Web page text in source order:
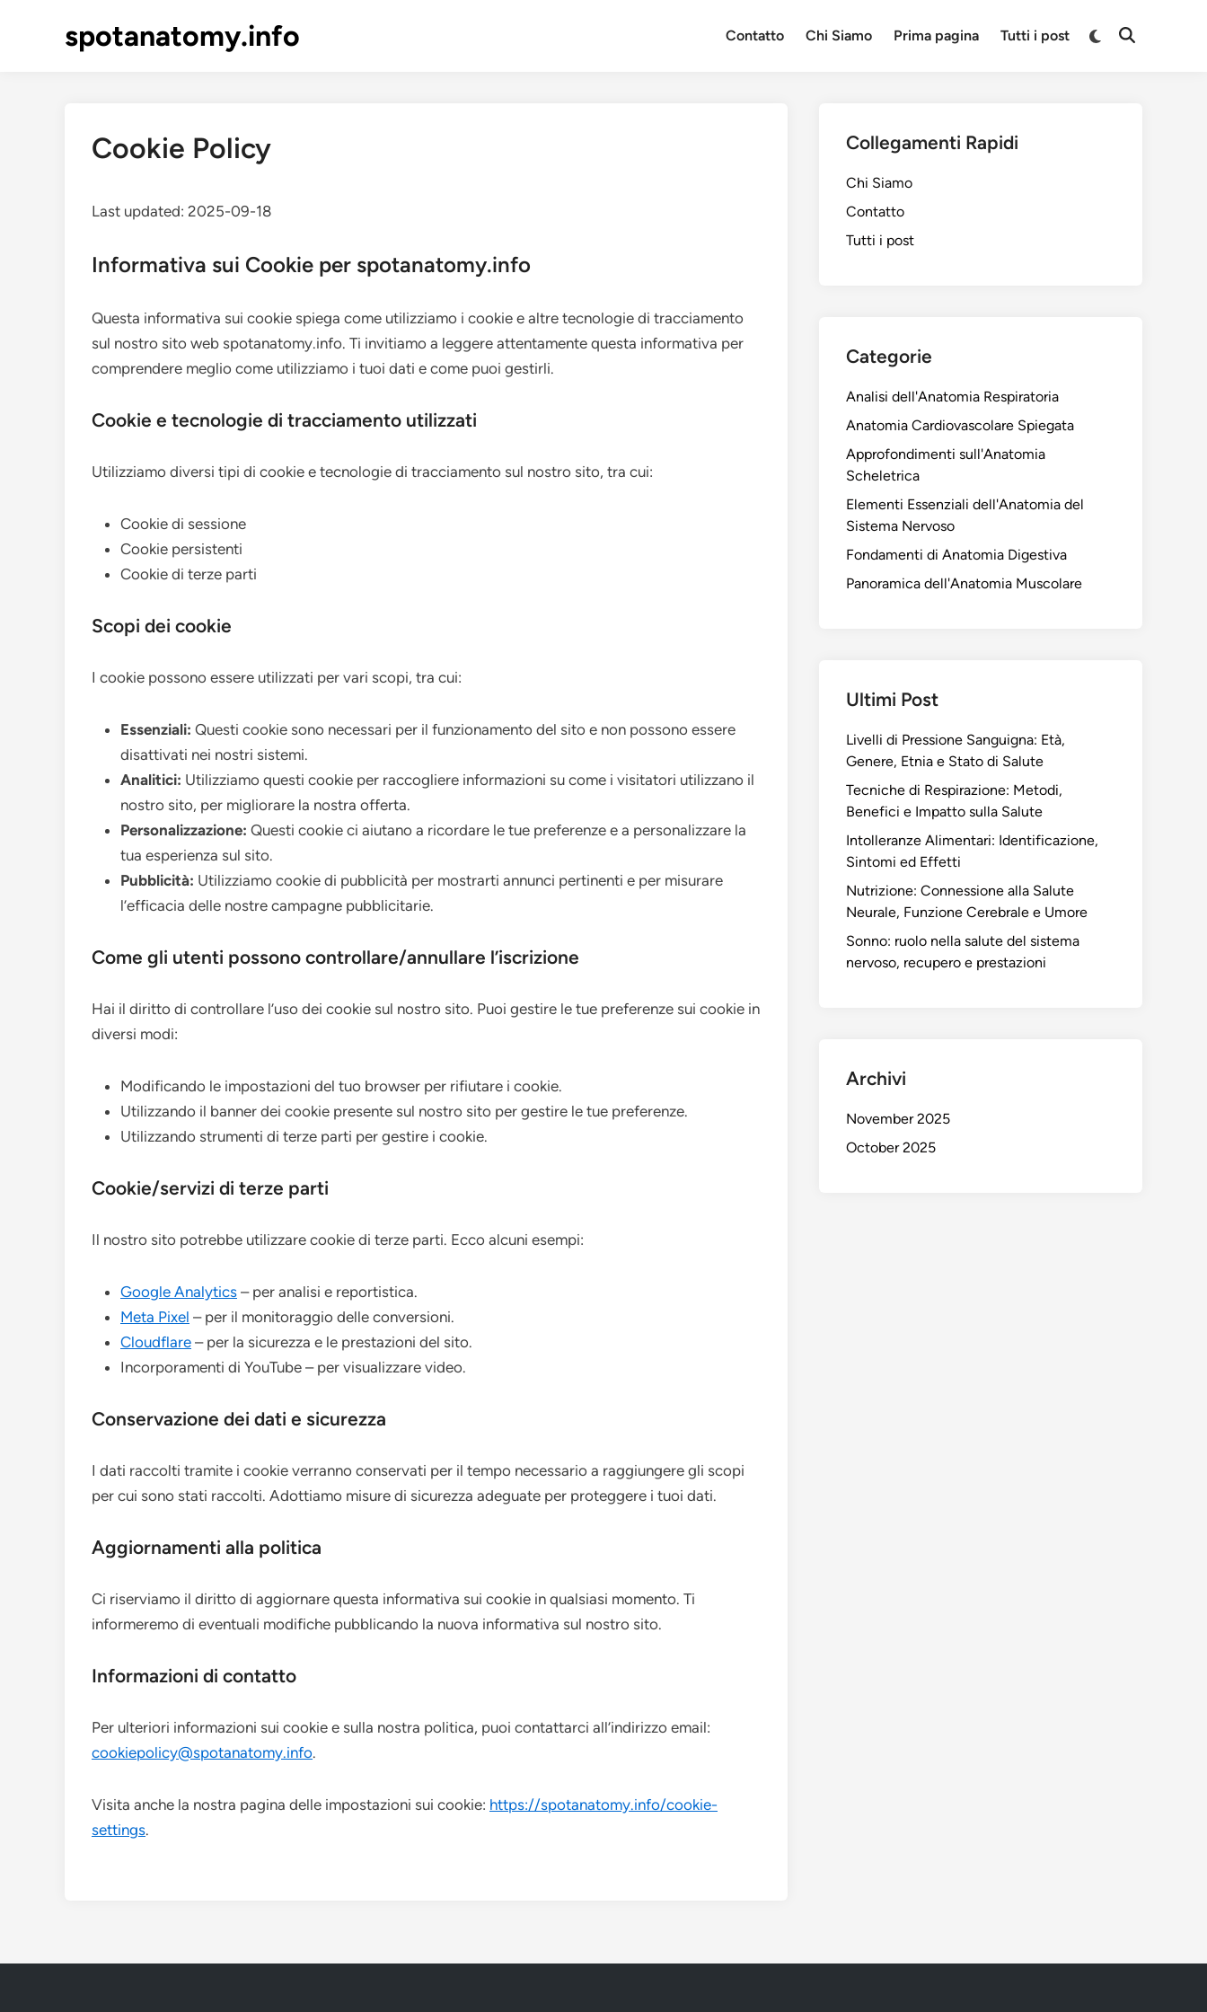
spotanatomy.info Contatto Chi Siamo Prima pagina Tutti i post
Switch
Open
Cookie Policy
Last updated: 2025-09-18
Informativa sui Cookie per spotanatomy.info
Questa informativa sui cookie spiega come utilizziamo i cookie e altre tecnologie di tracciamento
sul nostro sito web spotanatomy.info. Ti invitiamo a leggere attentamente questa informativa per
comprendere meglio come utilizziamo i tuoi dati e come puoi gestirli.
Cookie e tecnologie di tracciamento utilizzati
Utilizziamo diversi tipi di cookie e tecnologie di tracciamento sul nostro sito, tra cui:
Cookie di sessione
Cookie persistenti
Cookie di terze parti
Scopi dei cookie
I cookie possono essere utilizzati per vari scopi, tra cui:
Essenziali: Questi cookie sono necessari per il funzionamento del sito e non possono essere
disattivati nei nostri sistemi.
Analitici: Utilizziamo questi cookie per raccogliere informazioni su come i visitatori utilizzano il
nostro sito, per migliorare la nostra offerta.
Personalizzazione: Questi cookie ci aiutano a ricordare le tue preferenze e a personalizzare la
tua esperienza sul sito.
Pubblicità: Utilizziamo cookie di pubblicità per mostrarti annunci pertinenti e per misurare
l’efficacia delle nostre campagne pubblicitarie.
Come gli utenti possono controllare/annullare l’iscrizione
Hai il diritto di controllare l’uso dei cookie sul nostro sito. Puoi gestire le tue preferenze sui cookie in
diversi modi:
Modificando le impostazioni del tuo browser per rifiutare i cookie.
Utilizzando il banner dei cookie presente sul nostro sito per gestire le tue preferenze.
Utilizzando strumenti di terze parti per gestire i cookie.
Cookie/servizi di terze parti
Il nostro sito potrebbe utilizzare cookie di terze parti. Ecco alcuni esempi:
Google Analytics – per analisi e reportistica.
Meta Pixel – per il monitoraggio delle conversioni.
Cloudflare – per la sicurezza e le prestazioni del sito.
Incorporamenti di YouTube – per visualizzare video.
Conservazione dei dati e sicurezza
I dati raccolti tramite i cookie verranno conservati per il tempo necessario a raggiungere gli scopi
per cui sono stati raccolti. Adottiamo misure di sicurezza adeguate per proteggere i tuoi dati.
Aggiornamenti alla politica
Ci riserviamo il diritto di aggiornare questa informativa sui cookie in qualsiasi momento. Ti
informeremo di eventuali modifiche pubblicando la nuova informativa sul nostro sito.
Informazioni di contatto
Per ulteriori informazioni sui cookie e sulla nostra politica, puoi contattarci all’indirizzo email:
cookiepolicy@spotanatomy.info.
Visita anche la nostra pagina delle impostazioni sui cookie: https://spotanatomy.info/cookie-
settings.
Collegamenti Rapidi
Chi Siamo
Contatto
Tutti i post
Categorie
Analisi dell'Anatomia Respiratoria
Anatomia Cardiovascolare Spiegata
Approfondimenti sull'Anatomia
Scheletrica
Elementi Essenziali dell'Anatomia del
Sistema Nervoso
Fondamenti di Anatomia Digestiva
Panoramica dell'Anatomia Muscolare
Ultimi Post
Livelli di Pressione Sanguigna: Età,
Genere, Etnia e Stato di Salute
Tecniche di Respirazione: Metodi,
Benefici e Impatto sulla Salute
Intolleranze Alimentari: Identificazione,
Sintomi ed Effetti
Nutrizione: Connessione alla Salute
Neurale, Funzione Cerebrale e Umore
Sonno: ruolo nella salute del sistema
nervoso, recupero e prestazioni
Archivi
November 2025
October 2025